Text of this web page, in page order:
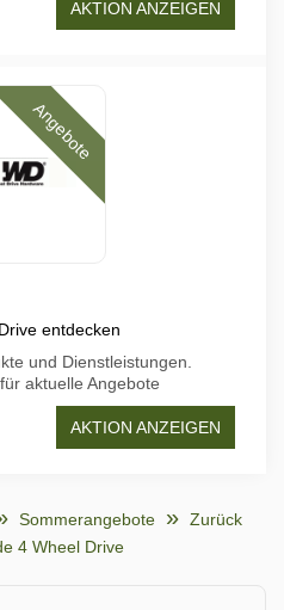
AKTION ANZEIGEN
Angebote
entdecken
und Dienstleistungen.
aktuelle Angebote
AKTION ANZEIGEN
Sommerangebote
Zurück
4 Wheel Drive